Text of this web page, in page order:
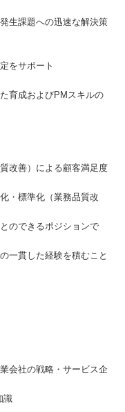
生課題への迅速な解決策
をサポート
育成およびPMスキルの
改善）による顧客満足度
・標準化（業務品質改
のできるポジションで
一貫した経験を積むこと
会社の戦略・サービス企
識